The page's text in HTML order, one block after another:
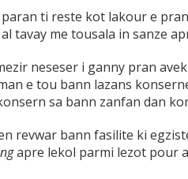
ti reste kot lakour e
tavay me tousala in sanze
neseser i ganny pran
e tou bann lazans
sa bann zanfan dan
revwar bann fasilite ki
apre lekol parmi lezot pour